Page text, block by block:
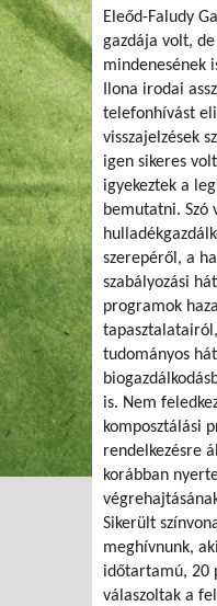
Eleőd-Faludy
gazdája volt,
mindenesének
Ilona irodai
telefonhívást
visszajelzések
igen sikeres
igyekeztek a
bemutatni. Szó
szerepéről, a
szabályozási
programok
tudományos
is. Nem
komposztálási
rendelkezésre
korábban
Sikerült
meghívnunk,
időtartamú, 20
válaszoltak a